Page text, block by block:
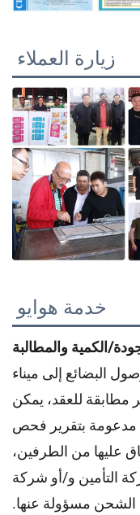
زيارة العملاء
خدمة هوايو
الكمية والمطالبة
البضائع إلى ميناء
مطابقة للعقد، يمكن
مدعومة بتقرير فحص
عليها من الطرفين،
التأمين و/أو شركة
الشحن مسؤولة عنها.